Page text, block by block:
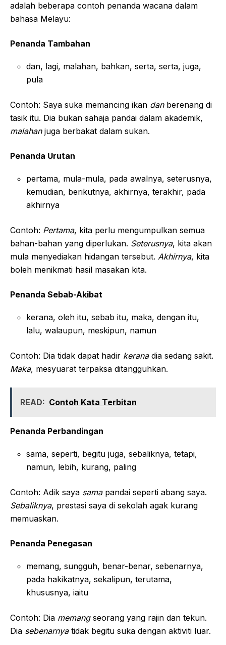
adalah beberapa contoh penanda wacana dalam
bahasa Melayu:
Penanda Tambahan
dan, lagi, malahan, bahkan, serta, serta, juga,
pula
Contoh: Saya suka memancing ikan danberenang di
tasik itu. Dia bukan sahaja pandai dalam akademik,
malahanjuga berbakat dalam sukan.
Penanda Urutan
pertama, mula-mula, pada awalnya, seterusnya,
kemudian, berikutnya, akhirnya, terakhir, pada
akhirnya
Contoh: Pertama, kita perlu mengumpulkan semua
bahan-bahan yang diperlukan. Seterusnya, kita akan
mula menyediakan hidangan tersebut. Akhirnya, kita
boleh menikmati hasil masakan kita.
Penanda Sebab-Akibat
kerana, oleh itu, sebab itu, maka, dengan itu,
lalu, walaupun, meskipun, namun
Contoh: Dia tidak dapat hadir keranadia sedang sakit.
Maka, mesyuarat terpaksa ditangguhkan.
READ: Contoh Kata Terbitan
Penanda Perbandingan
sama, seperti, begitu juga, sebaliknya, tetapi,
namun, lebih, kurang, paling
Contoh: Adik saya samapandai seperti abang saya.
Sebaliknya, prestasi saya di sekolah agak kurang
memuaskan.
Penanda Penegasan
memang, sungguh, benar-benar, sebenarnya,
pada hakikatnya, sekalipun, terutama,
khususnya, iaitu
Contoh: Dia memangseorang yang rajin dan tekun.
Dia sebenarnyatidak begitu suka dengan aktiviti luar.